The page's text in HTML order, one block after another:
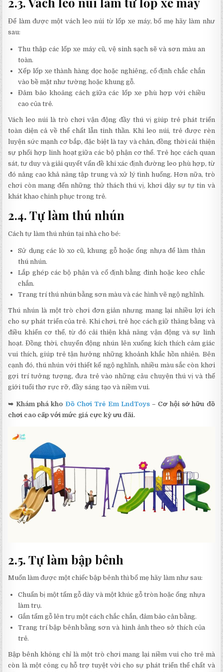
Để làm được một vách leo núi từ lốp xe máy, bố mẹ hãy làm như
sau:
Thu thập các lốp xe máy cũ, vệ sinh sạch sẽ và sơn màu an
toàn.
Xếp lốp xe thành hàng dọc hoặc nghiêng, cố định chắc chắn
vào bề mặt như tường hoặc khung gỗ.
Đảm bảo khoảng cách giữa các lốp xe phù hợp với chiều
cao của trẻ.
Vách leo núi là trò chơi vận động đầy thú vị giúp trẻ phát triển
toàn diện cả về thể chất lẫn tinh thần. Khi leo núi, trẻ được rèn
luyện sức mạnh cơ bắp, đặc biệt là tay và chân, đồng thời cải thiện
sự phối hợp linh hoạt giữa các bộ phận cơ thể. Trẻ học cách quan
sát, tư duy và giải quyết vấn đề khi xác định đường leo phù hợp, từ
đó nâng cao khả năng tập trung và xử lý tình huống. Hơn nữa, trò
chơi còn mang đến những thử thách thú vị, khơi dậy sự tự tin và
khát khao chinh phục trong trẻ.
2.4. Tự làm thú nhún
Cách tự làm thú nhún tại nhà cho bé:
Sử dụng các lò xo cũ, khung gỗ hoặc ống nhựa để làm thân
thú nhún.
Lắp ghép các bộ phận và cố định bằng đinh hoặc keo chắc
chắn.
Trang trí thú nhún bằng sơn màu và các hình vẽ ngộ nghĩnh.
Thú nhún là một trò chơi đơn giản nhưng mang lại nhiều lợi ích
cho sự phát triển của trẻ. Khi chơi, trẻ học cách giữ thăng bằng và
điều khiển cơ thể, từ đó cải thiện khả năng vận động và sự linh
hoạt. Đồng thời, chuyển động nhún lên xuống kích thích cảm giác
vui thích, giúp trẻ tận hưởng những khoảnh khắc hồn nhiên. Bên
cạnh đó, thú nhún với thiết kế ngộ nghĩnh, nhiều màu sắc còn khơi
gợi trí tưởng tượng, đưa trẻ vào những câu chuyện thú vị và thế
giới tuổi thơ rực rỡ, đầy sáng tạo và niềm vui.
➥ Khám phá kho Đồ Chơi Trẻ Em LndToys– Cơ hội sở hữu đồ
chơi cao cấp với mức giá cực kỳ ưu đãi.
2.5. Tự làm bập bênh
Muốn làm được một chiếc bập bênh thì bố mẹ hãy làm như sau:
Chuẩn bị một tấm gỗ dày và một khúc gỗ tròn hoặc ống nhựa
làm trụ.
Gắn tấm gỗ lên trụ một cách chắc chắn, đảm bảo cân bằng.
Trang trí bập bênh bằng sơn và hình ảnh theo sở thích của
trẻ.
Bập bênh không chỉ là một trò chơi mang lại niềm vui cho trẻ mà
còn là một công cụ hỗ trợ tuyệt vời cho sự phát triển thể chất và